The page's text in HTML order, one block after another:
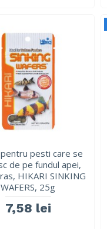
pesti care se
de pe fundul apei,
HIKARI SINKING
WAFERS, 25g
7,58 lei